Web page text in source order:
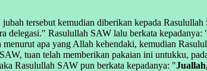
tersebut kemudian diberikan kepada
Rasulullah SAW lalu berkata
apa yang Allah kehendaki, kemudian
tuan telah memberikan pakaian ini untukku,
Rasulullah SAW pun berkata kepadanya: "